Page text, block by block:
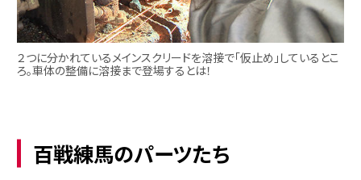
２つに分かれているメインスクリードを溶接で「仮止め」しているとこ
ろ。車体の整備に溶接まで登場するとは！
百戦練馬のパーツたち